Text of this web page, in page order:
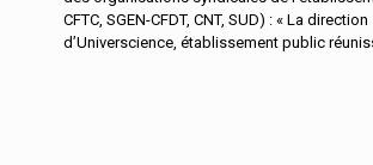
CFTC, SGEN-CFDT, CNT, SUD) : « La direction
d’Universcience, établissement public